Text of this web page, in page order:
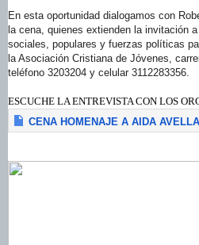
En esta oportunidad dialogamos con
la cena, quienes extienden la invitación
sociales, populares y fuerzas políticas
la Asociación Cristiana de Jóvenes,
teléfono 3203204 y celular 3112283356.
ESCUCHE LA ENTREVISTA CON LOS
CENA HOMENAJE A AIDA